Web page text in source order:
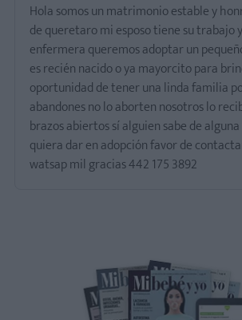
Hola somos un matrimonio estable y
de queretaro mi esposo tiene su trabajo
enfermera queremos adoptar un
es recién nacido o ya mayorcito para
oportunidad de tener una linda familia
abandones no lo aborten nosotros lo
brazos abiertos sí alguien sabe de
quiera dar en adopción favor de
watsap mil gracias 442 175 3892